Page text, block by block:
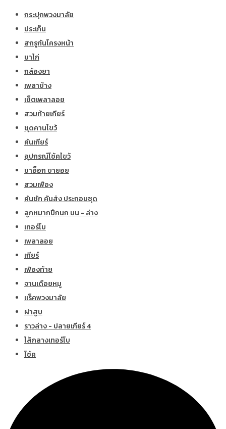
กระปุกพวงมาลัย
ประเก็น
สกรูกันโครงหน้า
ขาไก่
กล้องยา
เพลาข้าง
เซ็ตเพลาลอย
สวมท้ายเกียร์
ชุดคานไขว้
คันเกียร์
อุปกรณ์โช้คไขว้
ขาอ็อก ขายอย
สวมเฟือง
คันชัก คันส่ง ประกอบชุด
ลูกหมากปีกนก บน - ล่าง
เทอร์โบ
เพลาลอย
เกียร์
เฟืองท้าย
จานเดือยหมู
แร็คพวงมาลัย
ฝาสูบ
ราวล่าง - ปลายเกียร์ 4
ไส้กลางเทอร์โบ
โช้ค